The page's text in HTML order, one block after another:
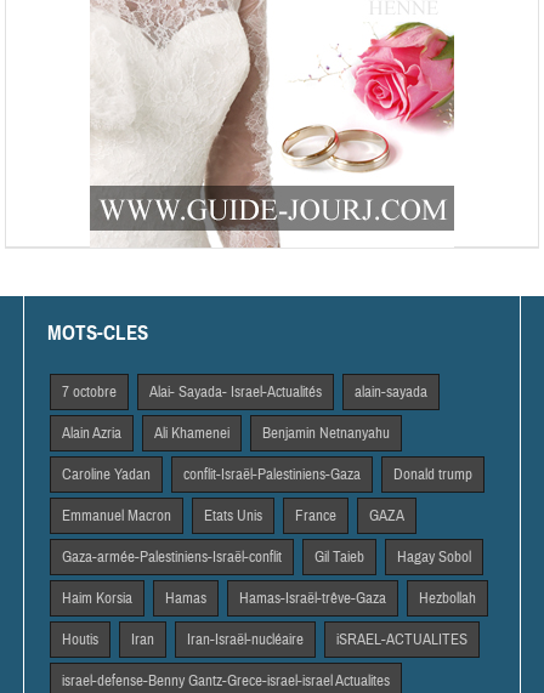
MOTS-CLES
7 octobre Alai- Sayada- Israel-Actualités alain-sayada
Alain Azria Ali Khamenei Benjamin Netnanyahu
Caroline Yadan conflit-Israël-Palestiniens-Gaza Donald trump
Emmanuel Macron Etats Unis France GAZA
Gaza-armée-Palestiniens-Israël-conflit Gil Taieb Hagay Sobol
Haim Korsia Hamas Hamas-Israël-trêve-Gaza Hezbollah
Houtis Iran Iran-Israël-nucléaire iSRAEL-ACTUALITES
israel-defense-Benny Gantz-Grece-israel-israel Actualites